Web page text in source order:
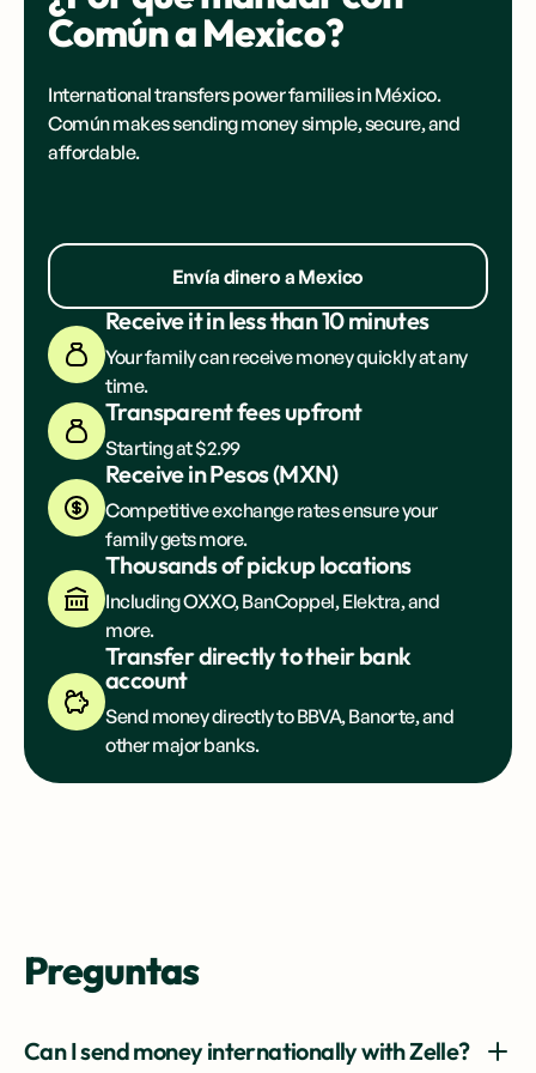
Común a Mexico?
International transfers power families inMéxico.
Común makes sending money simple, secure, and
affordable.
Envía dinero a Mexico
Receive it in less than 10 minutes
Your family can receive money quickly at any
time.
Transparent fees upfront
Starting at $2.99
Receive in Pesos (MXN)
Competitive exchange rates ensure your
family gets more.
Thousands of pickup locations
Including OXXO, BanCoppel, Elektra, and
more.
Transfer directly to their bank
account
Send money directly to BBVA, Banorte, and
other major banks.
Preguntas
Can I send money internationally with Zelle?